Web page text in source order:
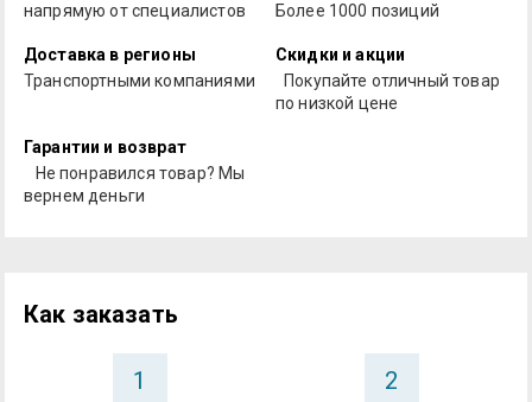
напрямую от специалистов
Более 1000 позиций
Доставка в регионы
Транспортными компаниями
Скидки и акции
Покупайте отличный товар
по низкой цене
Гарантии и возврат
Не понравился товар? Мы
вернем деньги
Как заказать
1 2